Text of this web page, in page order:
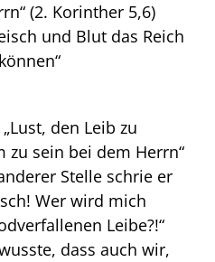
(2. Korinther 5,6)
und Blut das Reich
den Leib zu
zu sein bei dem Herrn“
Stelle schrie er
Wer wird mich
Leibe?!“
dass auch wir,